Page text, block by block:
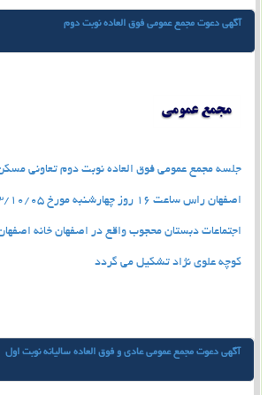
آگهی دعوت مجمع عمومی فوق العاده نوبت دوم
اجتماعات دبستان محجوب واقع در اصفهان خانه
کوچه علوی نژاد تشکیل می گردد
آگهی دعوت مجمع عمومی عادی و فوق العاده سالیانه نوبت اول